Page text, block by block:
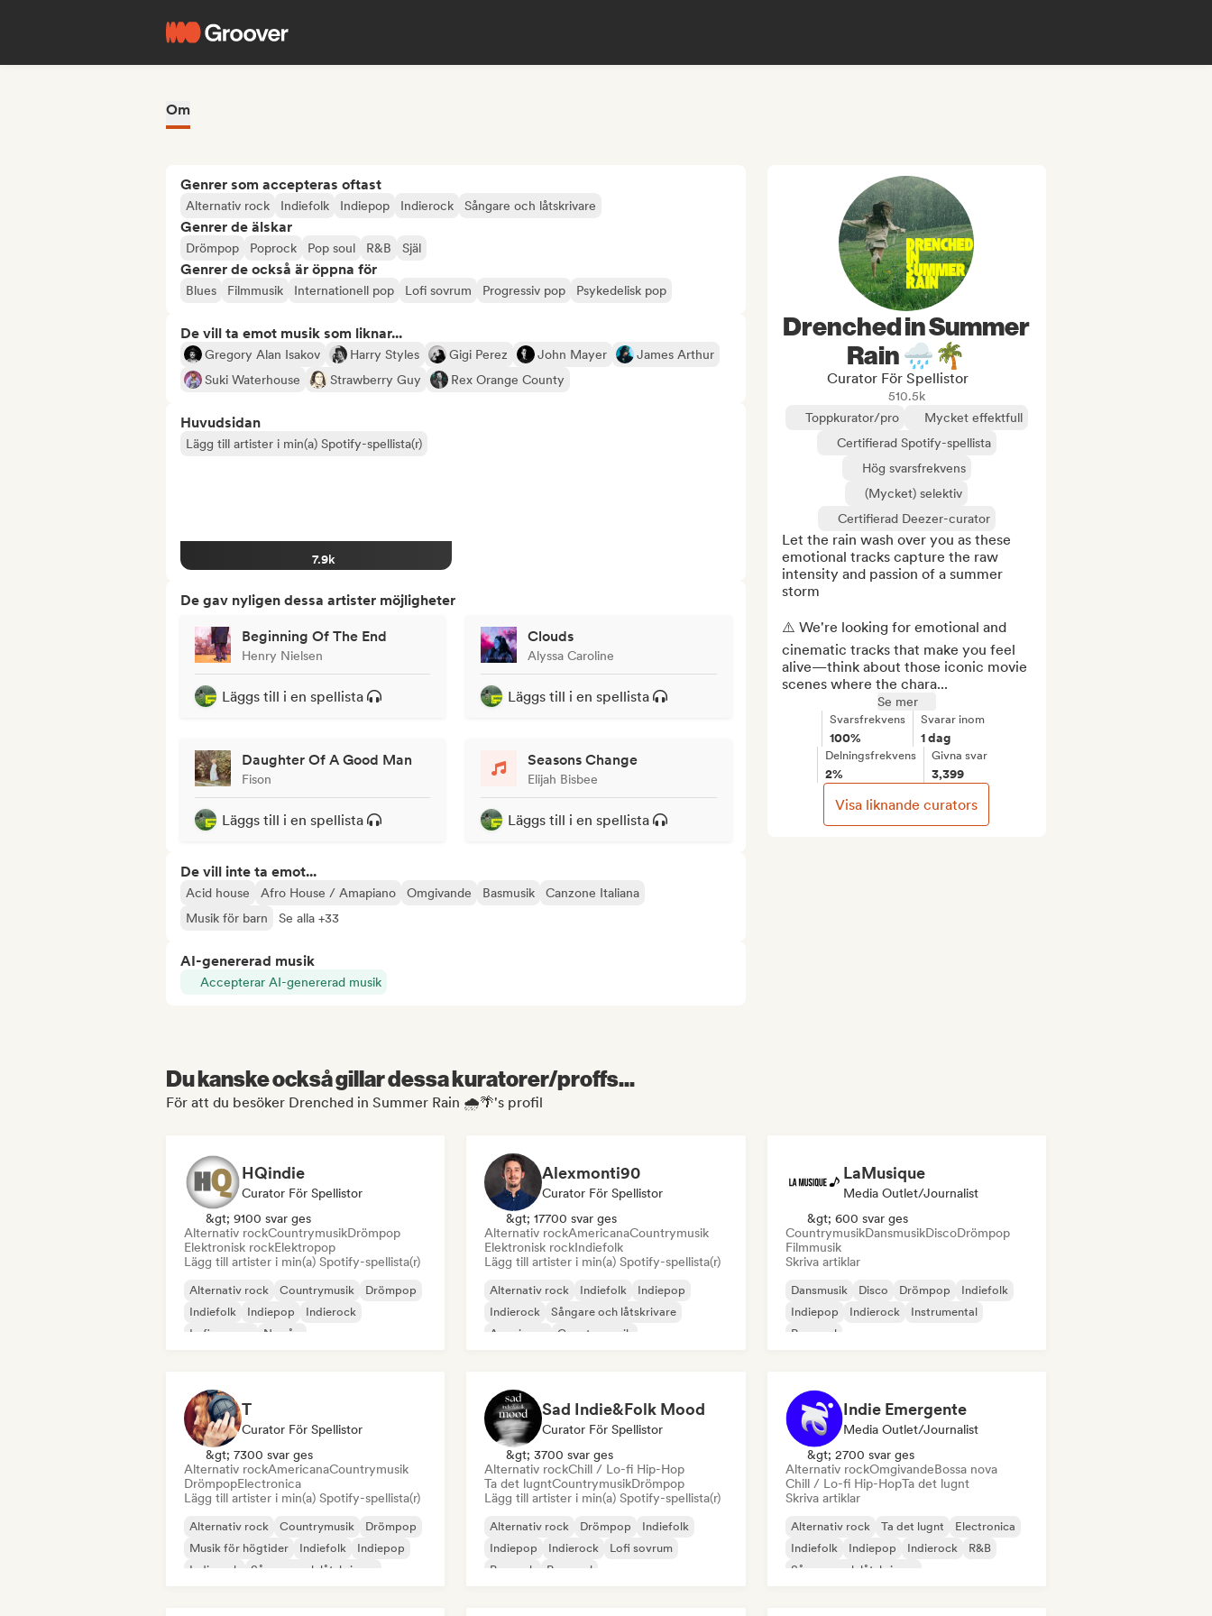
Om
Genrer som accepteras oftast
Alternativ rock Indiefolk Indiepop Indierock Sångare och låtskrivare
Genrer de älskar
Drömpop Poprock Pop soul R&B Själ
Genrer de också är öppna för
Blues Filmmusik Internationell pop Lofi sovrum Progressiv pop Psykedelisk pop
De vill ta emot musik som liknar...
Gregory Alan Isakov Harry Styles Gigi Perez John Mayer
James Arthur
Suki Waterhouse
Strawberry Guy Rex Orange County
Huvudsidan
Lägg till artister i min(a) Spotify-spellista(r)
7.9k
De gav nyligen dessa artister möjligheter
Beginning Of The End
Henry Nielsen
Läggs till i en spellista
Clouds
Alyssa Caroline
Läggs till i en spellista
Daughter Of A Good Man
Fison
Läggs till i en spellista
Seasons Change
Elijah Bisbee
Läggs till i en spellista
De vill inte ta emot...
Acid house Afro House / Amapiano Omgivande Basmusik
Canzone Italiana
Musik för barn
Se alla +33
AI-genererad musik
Accepterar AI-genererad musik
Drenched in Summer
Rain 🌧️🌴
Curator För Spellistor
510.5k
Toppkurator/pro
Mycket effektfull
Certifierad Spotify-spellista
Hög svarsfrekvens
(Mycket) selektiv
Certifierad Deezer-curator
Let the rain wash over you as these
emotional tracks capture the raw
intensity and passion of a summer
storm
⚠️ We're looking for emotional and
cinematic tracks that make you feel
alive—think about those iconic movie
scenes where the chara...
Se mer
Svarsfrekvens
100%
Svarar inom
1 dag
Delningsfrekvens
2%
Givna svar
3,399
Visa liknande curators
Du kanske också gillar dessa kuratorer/proffs...
För att du besöker Drenched in Summer Rain 🌧️🌴's profil
HQindie
Curator För Spellistor
&gt; 9100 svar ges
Alternativ rockCountrymusikDrömpop
Elektronisk rockElektropop
Lägg till artister i min(a) Spotify-spellista(r)
Alternativ rock Countrymusik
Drömpop
Indiefolk
Indiepop
Indierock
Lofi sovrum
Ny våg
Alexmonti90
Curator För Spellistor
&gt; 17700 svar ges
Alternativ rockAmericanaCountrymusik
Elektronisk rockIndiefolk
Lägg till artister i min(a) Spotify-spellista(r)
Alternativ rock Indiefolk
Indiepop
Indierock
Sångare och låtskrivare
Americana
Countrymusik
LaMusique
Media Outlet/Journalist
&gt; 600 svar ges
CountrymusikDansmusikDiscoDrömpop
Filmmusik
Skriva artiklar
Dansmusik Disco Drömpop
Indiefolk
Indiepop
Indierock
Instrumental
Pop soul
T
Curator För Spellistor
&gt; 7300 svar ges
Alternativ rockAmericanaCountrymusik
DrömpopElectronica
Lägg till artister i min(a) Spotify-spellista(r)
Alternativ rock Countrymusik
Drömpop
Musik för högtider
Indiefolk
Indiepop
Indierock
Sångare och låtskrivare
Sad Indie&Folk Mood
Curator För Spellistor
&gt; 3700 svar ges
Alternativ rockChill / Lo-fi Hip-Hop
Ta det lugntCountrymusikDrömpop
Lägg till artister i min(a) Spotify-spellista(r)
Alternativ rock Drömpop
Indiefolk
Indiepop
Indierock
Lofi sovrum
Poprock
Pop soul
Indie Emergente
Media Outlet/Journalist
&gt; 2700 svar ges
Alternativ rockOmgivandeBossa nova
Chill / Lo-fi Hip-HopTa det lugnt
Skriva artiklar
Alternativ rock Ta det lugnt
Electronica
Indiefolk
Indiepop Indierock
R&B
Sångare och låtskrivare